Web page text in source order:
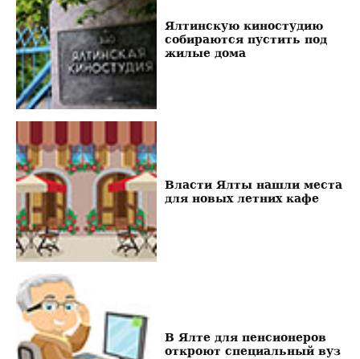
Ялтинскую киностудию
собираются пустить под
жилые дома
Власти Ялты нашли места
для новых летних кафе
В Ялте для пенсионеров
откроют специальный вуз